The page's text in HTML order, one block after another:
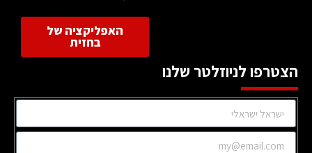
האפליקציה של
בחזית
הצטרפו לניוזלטר שלנו